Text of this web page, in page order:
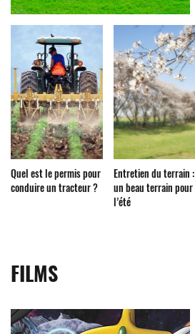
Quel est le permis pour
conduire un tracteur ?
Entretien du terrain :
un beau terrain pour
l’été
FILMS